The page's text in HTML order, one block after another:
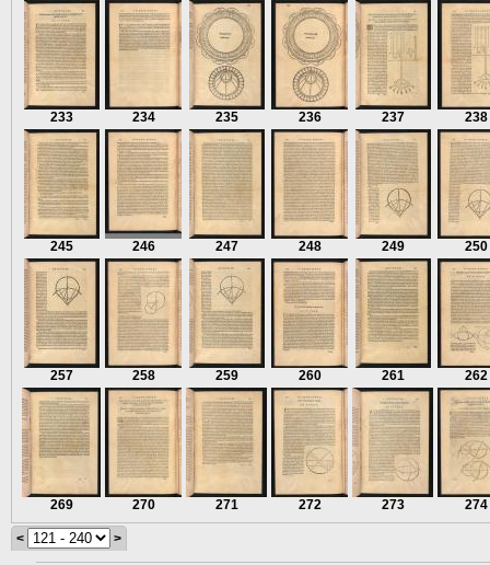
233 234 235 236 237 238
245 246 247 248 249 250
257 258 259 260 261 262
269 270 271 272 273 274
< >